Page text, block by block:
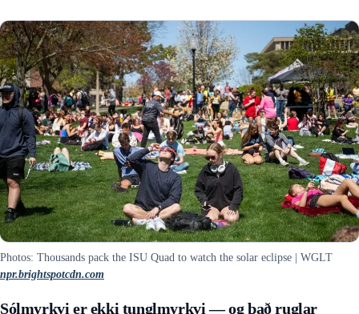
Photos: Thousands pack the ISU Quad to watch the solar eclipse | WGLT
npr.brightspotcdn.com
Sólmyrkvi er ekki tunglmyrkvi — og það ruglar